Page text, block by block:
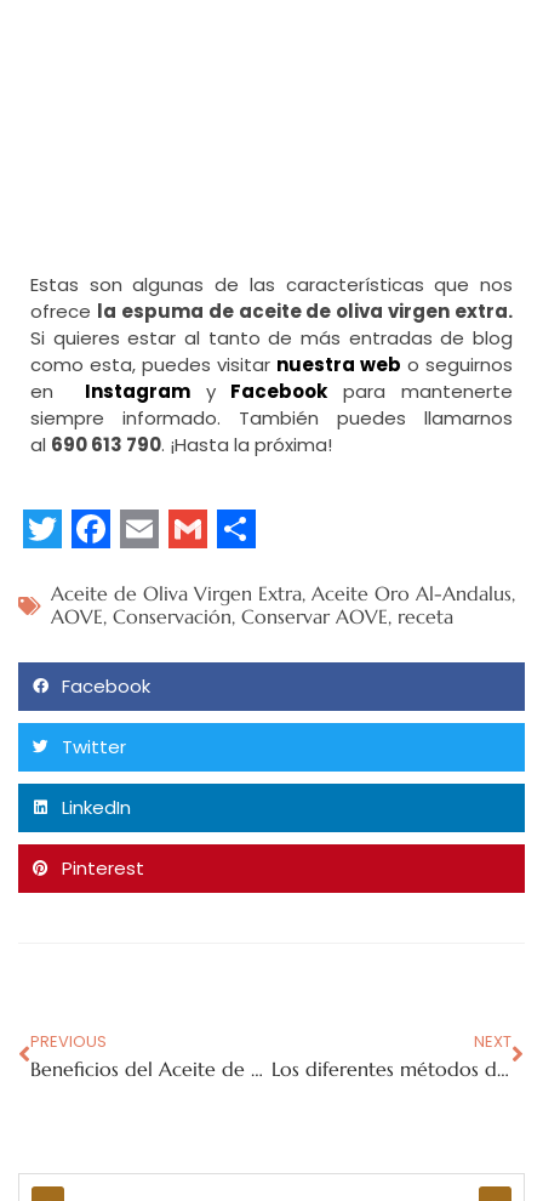
Estas son algunas de las características que nos
ofrece la espuma de aceite de oliva virgen extra.
Si quieres estar al tanto de más entradas de blog
como esta, puedes visitar nuestra web o seguirnos
en Instagramy Facebook para mantenerte
siempre informado. También puedes llamarnos
al 690 613 790. ¡Hasta la próxima!
Twitter
Facebook
Email
GmailShare
Aceite de Oliva Virgen Extra, Aceite Oro Al-Andalus,
AOVE, Conservación, Conservar AOVE, receta
Facebook
Twitter
LinkedIn
Pinterest
PREVIOUS
Beneficios del Aceite de Oliva en la piel
NEXT
Los diferentes métodos de riego para el olivar